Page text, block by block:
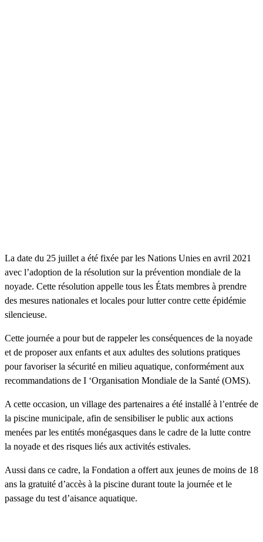
La date du 25 juillet a été fixée par les Nations Unies en avril 2021
avec l’adoption de la résolution sur la prévention mondiale de la
noyade. Cette résolution appelle tous les États membres à prendre
des mesures nationales et locales pour lutter contre cette épidémie
silencieuse.
Cette journée a pour but de rappeler les conséquences de la noyade
et de proposer aux enfants et aux adultes des solutions pratiques
pour favoriser la sécurité en milieu aquatique, conformément aux
recommandations de I ‘Organisation Mondiale de la Santé (OMS).
A cette occasion, un village des partenaires a été installé à l’entrée de
la piscine municipale, afin de sensibiliser le public aux actions
menées par les entités monégasques dans le cadre de la lutte contre
la noyade et des risques liés aux activités estivales.
Aussi dans ce cadre, la Fondation a offert aux jeunes de moins de 18
ans la gratuité d’accès à la piscine durant toute la journée et le
passage du test d’aisance aquatique.